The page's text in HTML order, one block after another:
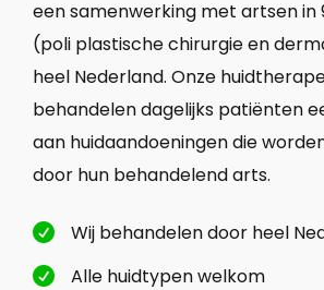
een samenwerking met artsen in
(poli plastische chirurgie en
heel Nederland. Onze
behandelen dagelijks patiënten
aan huidaandoeningen die
door hun behandelend arts.
 Wij behandelen door heel
 Alle huidtypen welkom